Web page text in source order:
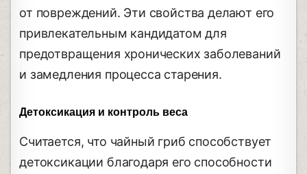
от повреждений. Эти свойства делают его
привлекательным кандидатом для
предотвращения хронических заболеваний
и замедления процесса старения.
Детоксикация и контроль веса
Считается, что чайный гриб способствует
детоксикации благодаря его способности